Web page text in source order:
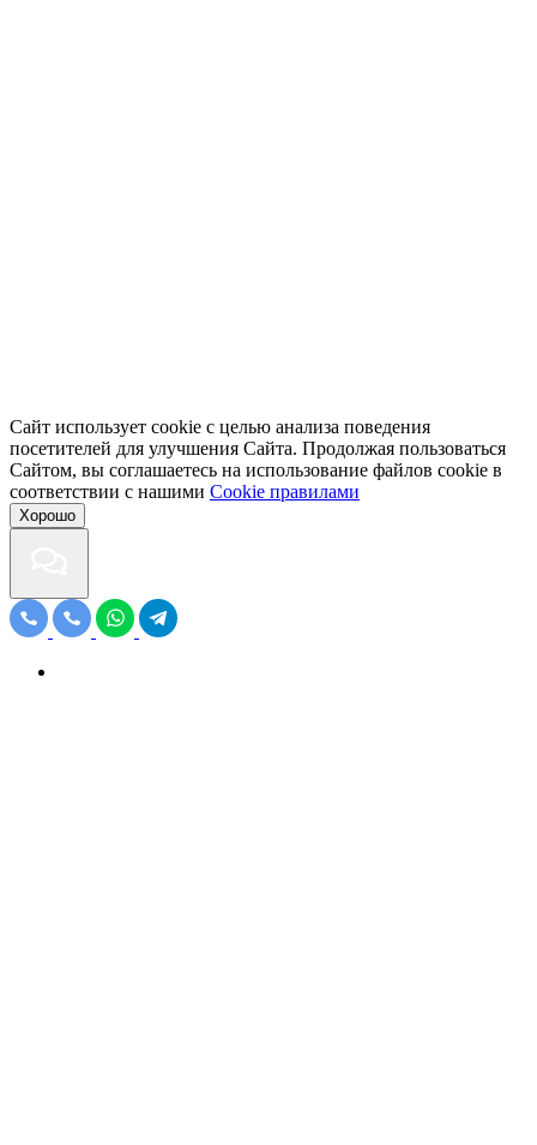
Сайт использует cookie с целью анализа поведения
посетителей для улучшения Сайта. Продолжая пользоваться
Сайтом, вы соглашаетесь на использование файлов cookie в
соответствии с нашими Cookiе правилами
Хорошо